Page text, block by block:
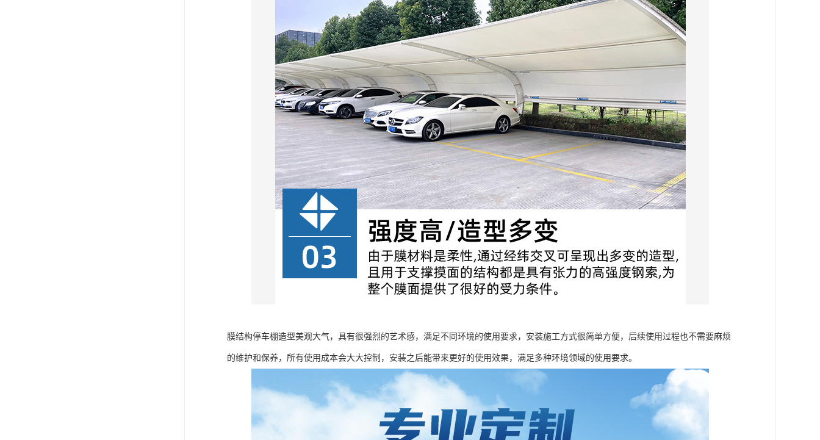
膜结构停车棚造型美观大气，具有很强烈的艺术感，满足不同环境的使用要求，安装施工方式很简单方便，后续使用过程也不需要麻烦
的维护和保养，所有使用成本会大大控制，安装之后能带来更好的使用效果，满足多种环境领域的使用要求。